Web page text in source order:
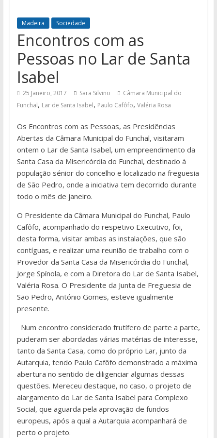
Madeira Sociedade
Encontros com as
Pessoas no Lar de Santa
Isabel
25 Janeiro, 2017 Sara Silvino
Câmara Municipal do
Funchal, Lar de Santa Isabel, Paulo Cafôfo, Valéria Rosa
Os Encontros com as Pessoas, as Presidências
Abertas da Câmara Municipal do Funchal, visitaram
ontem o Lar de Santa Isabel, um empreendimento da
Santa Casa da Misericórdia do Funchal, destinado à
população sénior do concelho e localizado na freguesia
de São Pedro, onde a iniciativa tem decorrido durante
todo o mês de janeiro.
O Presidente da Câmara Municipal do Funchal, Paulo
Cafôfo, acompanhado do respetivo Executivo, foi,
desta forma, visitar ambas as instalações, que são
contíguas, e realizar uma reunião de trabalho com o
Provedor da Santa Casa da Misericórdia do Funchal,
Jorge Spínola, e com a Diretora do Lar de Santa Isabel,
Valéria Rosa. O Presidente da Junta de Freguesia de
São Pedro, António Gomes, esteve igualmente
presente.
Num encontro considerado frutífero de parte a parte,
puderam ser abordadas várias matérias de interesse,
tanto da Santa Casa, como do próprio Lar, junto da
Autarquia, tendo Paulo Cafôfo demonstrado a máxima
abertura no sentido de diligenciar algumas dessas
questões. Mereceu destaque, no caso, o projeto de
alargamento do Lar de Santa Isabel para Complexo
Social, que aguarda pela aprovação de fundos
europeus, após a qual a Autarquia acompanhará de
perto o projeto.